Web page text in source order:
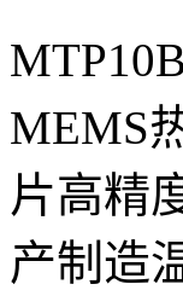
MEMS
片高精
产制造